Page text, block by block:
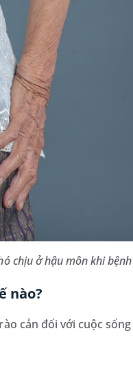
chịu ở hậu môn khi
nào?
cản đối với cuộc